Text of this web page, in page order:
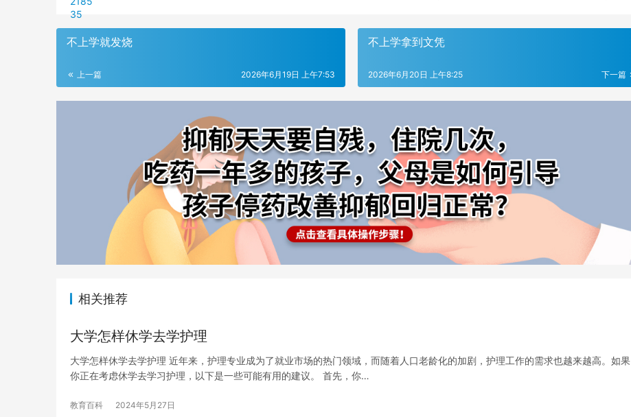
不上学就发烧
上一篇 2026年6月19日 上午7:53
不上学拿到文凭
下一篇
2026年6月20日 上午8:25
相关推荐
大学怎样休学去学护理
大学怎样休学去学护理 近年来，护理专业成为了就业市场的热门领域，而随着人口老龄化的加剧，护理工作的需求也越来越高。如果
你正在考虑休学去学习护理，以下是一些可能有用的建议。 首先，你…
教育百科 2024年5月27日